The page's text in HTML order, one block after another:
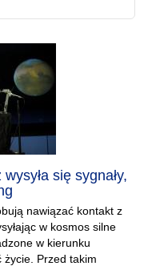
się sygnały,
nawiązać kontakt z
w kosmos silne
w kierunku
życie. Przed takim